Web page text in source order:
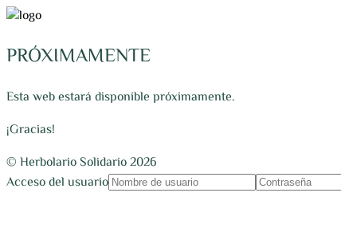
PRÓXIMAMENTE
Esta web estará disponible próximamente.
¡Gracias!
© Herbolario Solidario 2026
Acceso del usuario